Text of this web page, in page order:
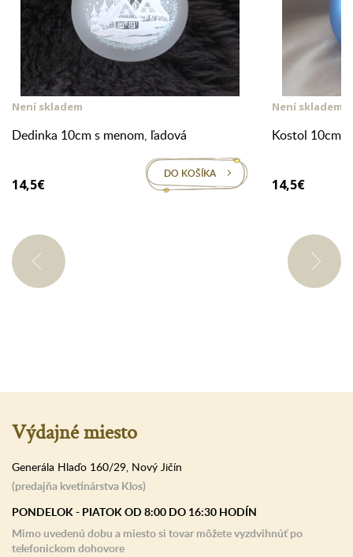
Není skladem
Dedinka 10cm s menom, ľadová
14,5€
DO KOŠÍKA
Není skladem
Kostol 10cm
14,5€
Výdajné miesto
Generála Hlaďo 160/29, Nový Jičín
(predajňa kvetinárstva Klos)
PONDELOK - PIATOK OD 8:00 DO 16:30 HODÍN
Mimo uvedenú dobu a miesto si tovar môžete vyzdvihnúť po
telefonickom dohovore